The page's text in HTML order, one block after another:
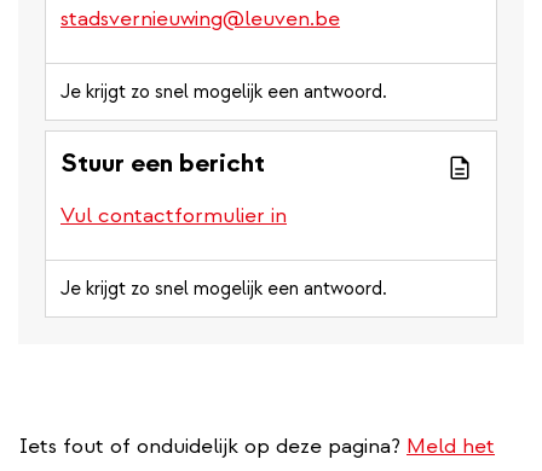
stadsvernieuwing@leuven.be
Je krijgt zo snel mogelijk een antwoord.
Stuur een bericht
Vul contactformulier in
Je krijgt zo snel mogelijk een antwoord.
Iets fout of onduidelijk op deze pagina? Meld het